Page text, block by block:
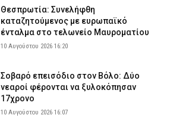
Θεσπρωτία: Συνελήφθη
καταζητούμενος με ευρωπαϊκό
ένταλμα στο τελωνείο Μαυροματίου
10 Αυγούστου 2026 16:20
Σοβαρό επεισόδιο στον Βόλο: Δύο
νεαροί φέρονται να ξυλοκόπησαν
17χρονο
10 Αυγούστου 2026 16:07